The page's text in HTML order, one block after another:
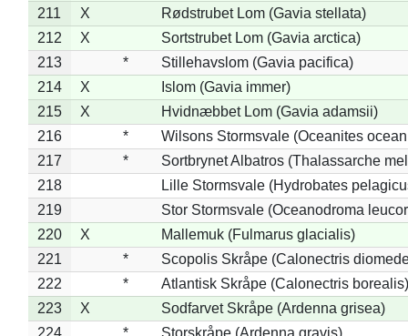
211
X
Rødstrubet Lom (Gavia stellata)
212
X
Sortstrubet Lom (Gavia arctica)
213
*
Stillehavslom (Gavia pacifica)
214
X
Islom (Gavia immer)
215
X
Hvidnæbbet Lom (Gavia adamsii)
216
*
Wilsons Stormsvale (Oceanites
217
*
Sortbrynet Albatros (Thalassarche
218
Lille Stormsvale (Hydrobates
219
Stor Stormsvale (Oceanodroma
220
X
Mallemuk (Fulmarus glacialis)
221
*
Scopolis Skråpe (Calonectris
222
*
Atlantisk Skråpe (Calonectris borealis)
223
X
Sodfarvet Skråpe (Ardenna grisea)
224
* Storskråpe (Ardenna gravis)